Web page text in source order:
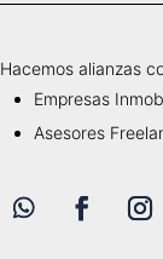
Hacemos alianzas
Empresas
Asesores